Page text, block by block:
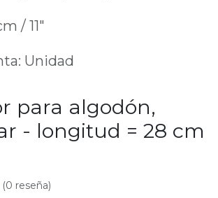
/ 11"
Unidad
para algodón,
- longitud = 28 cm
(0 reseña)